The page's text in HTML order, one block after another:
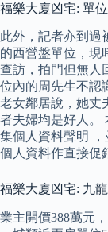
福樂大廈凶宅: 單
此外，記者亦到過
的西營盤單位，現
查訪，拍門但無人
位內的周先生不認
老女鄰居說，她丈
者夫婦均是好人。
集個人資料聲明
個人資料作直接促
福樂大廈凶宅: 九
業主開價388萬元